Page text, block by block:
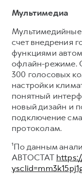
Мультимедиа
счет внедрения
функциями
офлайн-режиме.
300 голосовых
настройки
понятный
новый дизайн и
подключение
протоколам.
¹По данным
АВТОСТАТ